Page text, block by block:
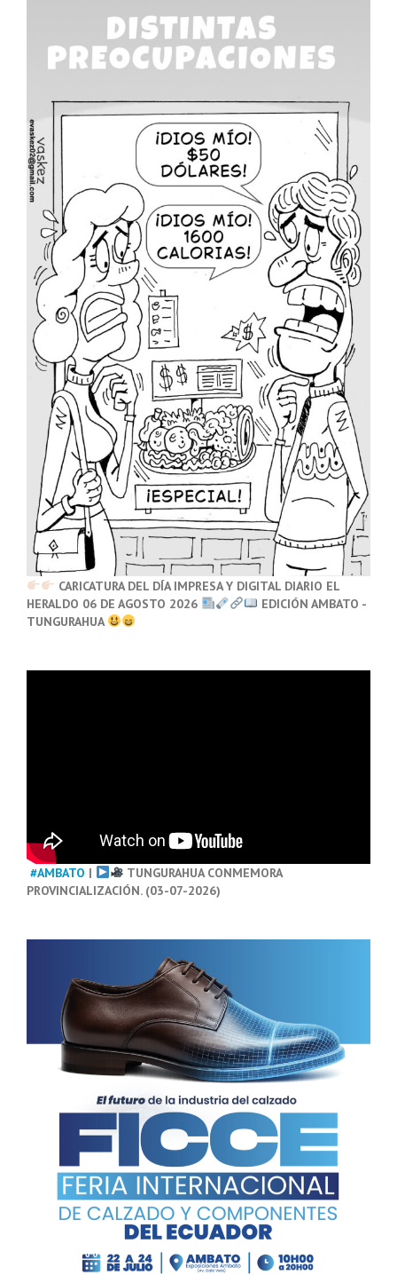
CARICATURA DEL DÍA IMPRESA Y DIGITAL DIARIO EL
HERALDO 06 DE AGOSTO 2026
EDICIÓN AMBATO -
TUNGURAHUA
#AMBATO |
TUNGURAHUA CONMEMORA
PROVINCIALIZACIÓN. (03-07-2026)